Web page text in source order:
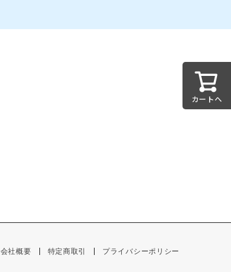
カートへ
会社概要 特定商取引 プライバシーポリシー